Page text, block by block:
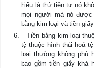
hiểu là thứ tiền tự nó
mọi người mà nó
bằng kim loại và tiền
– Tiền bằng kim loại
tệ thuộc hình thái hoá
loại thường không phù
bao gồm tiền giấy khả